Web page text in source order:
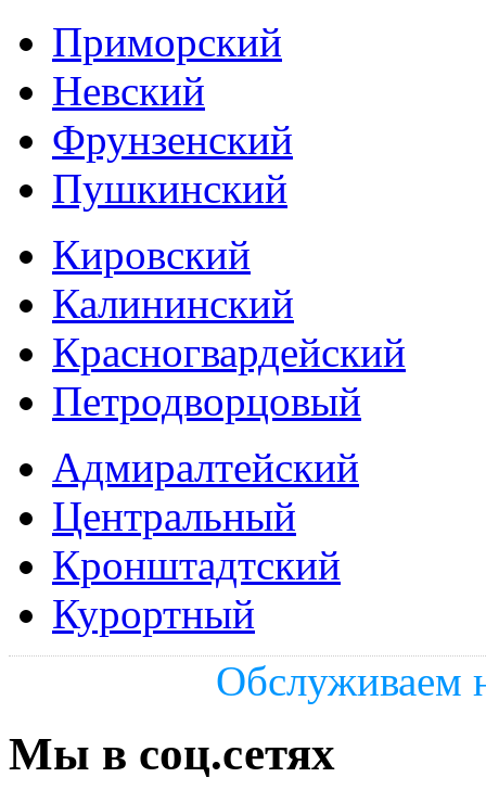
Приморский
Невский
Фрунзенский
Пушкинский
Кировский
Калининский
Красногвардейский
Петродворцовый
Адмиралтейский
Центральный
Кронштадтский
Курортный
Обслуживаем
Мы в соц.сетях